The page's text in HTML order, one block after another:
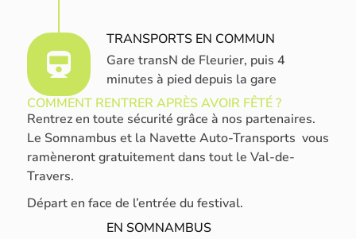
TRANSPORTS EN COMMUN
Gare transN de Fleurier, puis 4
minutes à pied depuis la gare
COMMENT RENTRER APRÈS AVOIR FÊTÉ ?
Rentrez en toute sécurité grâce à nos partenaires.
Le Somnambus et la Navette Auto-Transports vous
ramèneront gratuitement dans tout le Val-de-
Travers.
Départ en face de l’entrée du festival.
EN SOMNAMBUS